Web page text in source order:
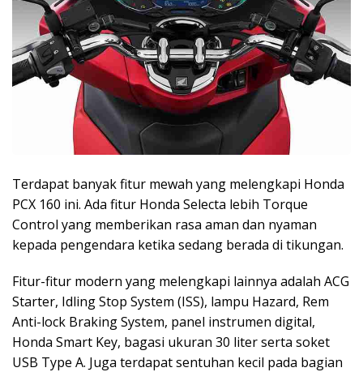
Terdapat banyak fitur mewah yang melengkapi Honda
PCX 160 ini. Ada fitur Honda Selecta lebih Torque
Control yang memberikan rasa aman dan nyaman
kepada pengendara ketika sedang berada di tikungan.
Fitur-fitur modern yang melengkapi lainnya adalah ACG
Starter, Idling Stop System (ISS), lampu Hazard, Rem
Anti-lock Braking System, panel instrumen digital,
Honda Smart Key, bagasi ukuran 30 liter serta soket
USB Type A. Juga terdapat sentuhan kecil pada bagian